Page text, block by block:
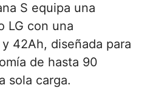
S equipa una
LG con una
42Ah, diseñada para
de hasta 90
sola carga.